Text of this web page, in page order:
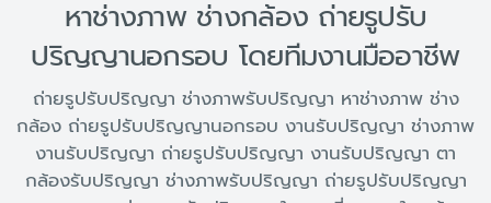
หาช่างภาพ ช่างกล้อง ถ่ายรูปรับ
ปริญญานอกรอบ โดยทีมงานมืออาชีพ
ถ่ายรูปรับปริญญา ช่างภาพรับปริญญา หาช่างภาพ ช่าง
กล้อง ถ่ายรูปรับปริญญานอกรอบ งานรับปริญญา ช่างภาพ
งานรับปริญญา ถ่ายรูปรับปริญญา งานรับปริญญา ตา
กล้องรับปริญญา ช่างภาพรับปริญญา ถ่ายรูปรับปริญญา